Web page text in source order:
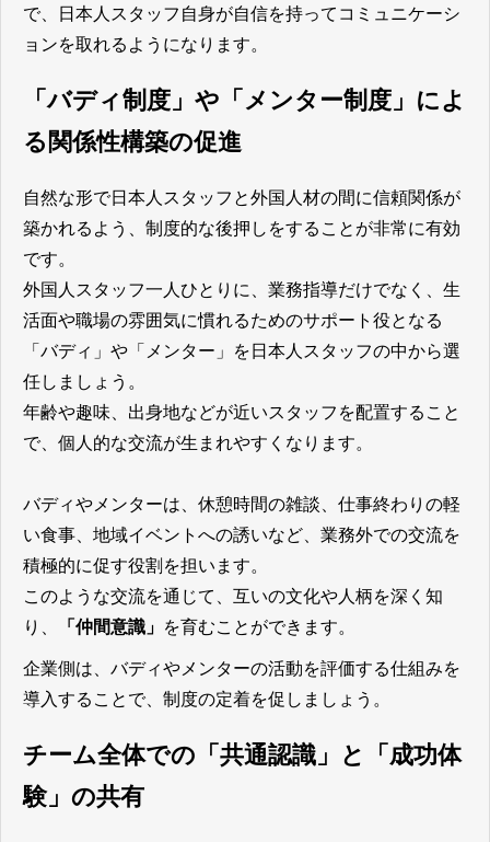
で、日本人スタッフ自身が自信を持ってコミュニケーシ
ョンを取れるようになります。
「バディ制度」や「メンター制度」によ
る関係性構築の促進
自然な形で日本人スタッフと外国人材の間に信頼関係が
築かれるよう、制度的な後押しをすることが非常に有効
です。
外国人スタッフ一人ひとりに、業務指導だけでなく、生
活面や職場の雰囲気に慣れるためのサポート役となる
「バディ」や「メンター」を日本人スタッフの中から選
任しましょう。
年齢や趣味、出身地などが近いスタッフを配置すること
で、個人的な交流が生まれやすくなります。
バディやメンターは、休憩時間の雑談、仕事終わりの軽
い食事、地域イベントへの誘いなど、業務外での交流を
積極的に促す役割を担います。
このような交流を通じて、互いの文化や人柄を深く知
り、
「仲間意識」 を育むことができます。
企業側は、バディやメンターの活動を評価する仕組みを
導入することで、制度の定着を促しましょう。
チーム全体での「共通認識」と「成功体
験」の共有